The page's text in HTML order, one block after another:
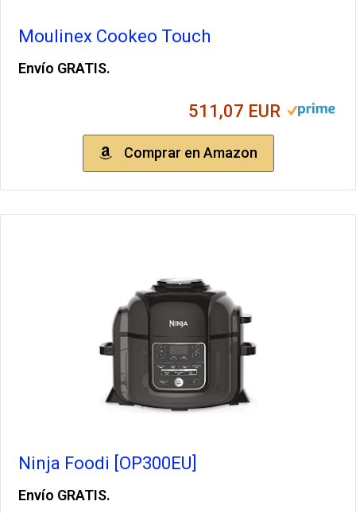
Moulinex Cookeo Touch
Envío GRATIS.
511,07 EUR
Comprar en Amazon
Ninja Foodi [OP300EU]
Envío GRATIS.